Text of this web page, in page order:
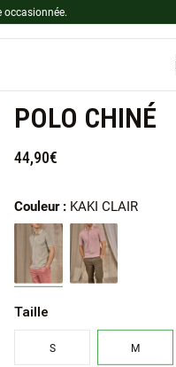
POLO CHINÉ
44,90€
Couleur : KAKI CLAIR
Taille
S M